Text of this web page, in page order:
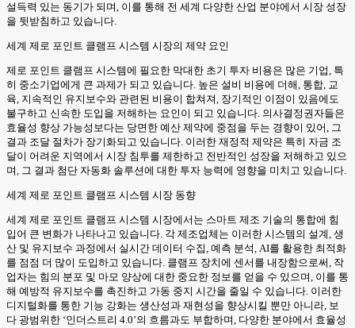
설득력 있는 동기가 되며, 이를 통해 전 세계 다양한 산업 분야에서 시장 성장
을 뒷받침하고 있습니다.
세계 제로 포인트 클램프 시스템 시장의 제약 요인
제로 포인트 클램프 시스템에 필요한 막대한 초기 투자 비용은 많은 기업, 특
히 중소기업에게 큰 과제가 되고 있습니다. 높은 설비 비용에 더해, 통합, 교
육, 지속적인 유지보수와 관련된 비용이 합쳐져, 장기적인 이점이 있음에도
불구하고 신속한 도입을 저해하는 요인이 되고 있습니다. 의사결정권자들은
효율성 향상 가능성보다는 당면한 예산 제약에 중점을 두는 경향이 있어, 그
결과 조달 절차가 장기화되고 있습니다. 이러한 재정적 제약은 특히 자금 조
달이 어려운 지역에서 시장 침투를 제한하고 전반적인 성장을 저해하고 있으
며, 그 결과 첨단 자동화 솔루션에 대한 투자 능력에 영향을 미치고 있습니다.
세계 제로 포인트 클램프 시스템 시장 동향
세계 제로 포인트 클램프 시스템 시장에서는 스마트 제조 기술의 통합에 힘
입어 큰 변화가 나타나고 있습니다. 각 제조업체는 이러한 시스템의 설계, 생
산 및 유지보수 과정에서 실시간 데이터 수집, 예측 분석, AI를 활용한 최적화
를 점점 더 많이 도입하고 있습니다. 클램프 장치에 센서를 내장함으로써, 작
업자는 힘의 분포 및 마모 양상에 대한 중요한 정보를 얻을 수 있으며, 이를 통
해 예방적 유지보수를 촉진하고 가동 중지 시간을 줄일 수 있습니다. 이러한
디지털화를 통한 기능 강화는 생산성과 재현성을 향상시킬 뿐만 아니라, 보
다 광범위한 ‘인더스트리 4.0’의 흐름과도 부합하며, 다양한 분야에서 효율성